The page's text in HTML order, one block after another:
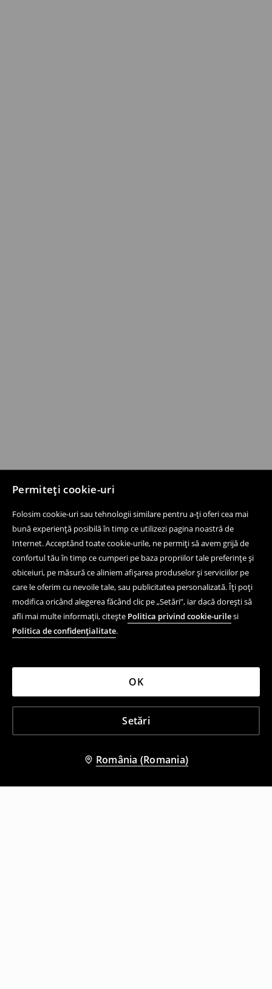
Permiteți cookie-uri
Folosim cookie-uri sau tehnologii similare pentru a-ți oferi cea mai
bună experiență posibilă în timp ce utilizezi pagina noastră de
Internet. Acceptând toate cookie-urile, ne permiți să avem grijă de
confortul tău în timp ce cumperi pe baza propriilor tale preferințe și
obiceiuri, pe măsură ce aliniem afișarea produselor și serviciilor pe
care le oferim cu nevoile tale, sau publicitatea personalizată. Îți poți
modifica oricând alegerea făcând clic pe „Setări”, iar dacă dorești să
afli mai multe informații, citește Politica privind cookie-urilesi
Politica de confidențialitate.
Setări
OK
România (Romania)